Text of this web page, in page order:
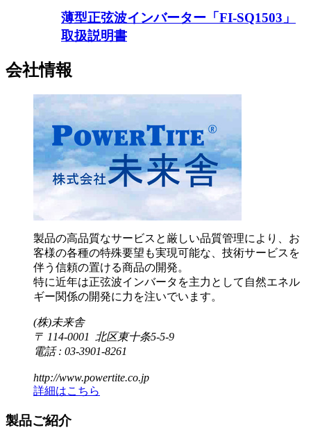
薄型正弦波インバーター「FI-SQ1503」
取扱説明書
会社情報
製品の高品質なサービスと厳しい品質管理により、お
客様の各種の特殊要望も実現可能な、技術サービスを
伴う信頼の置ける商品の開発。
特に近年は正弦波インバータを主力として自然エネル
ギー関係の開発に力を注いでいます。
(株)未来舎
〒 114-0001 北区東十条5-5-9
電話 : 03-3901-8261
http://www.powertite.co.jp
詳細はこちら
製品ご紹介